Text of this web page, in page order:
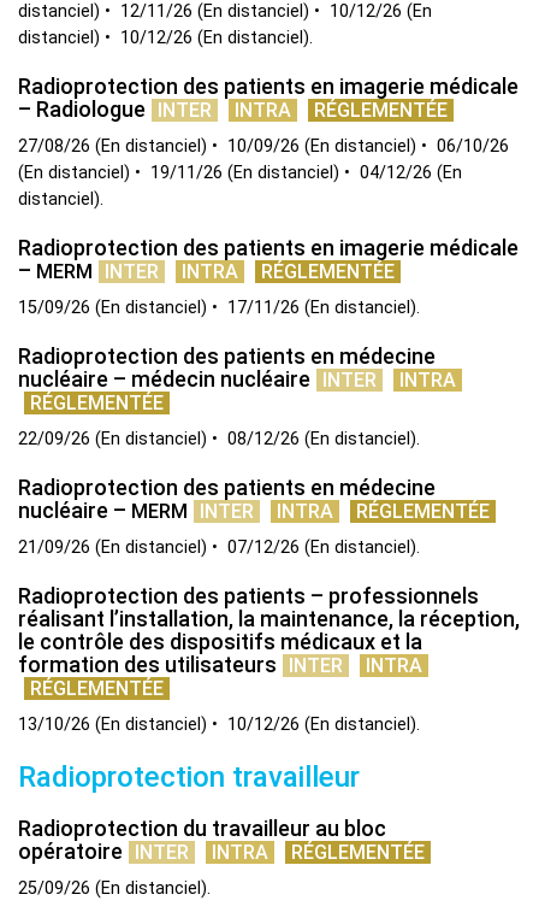
distanciel ) 12/11/26 (En distanciel ) 10/12/26 (En
distanciel ) 10/12/26 (En distanciel )
Radioprotection des patients en imagerie médicale
– Radiologue INTER INTRA RÉGLEMENTÉE
27/08/26 (En distanciel ) 10/09/26 (En distanciel )
06/10/26
(En distanciel ) 19/11/26 (En distanciel ) 04/12/26 (En
distanciel )
Radioprotection des patients en imagerie médicale
– MERM INTER INTRA RÉGLEMENTÉE
15/09/26 (En distanciel ) 17/11/26 (En distanciel )
Radioprotection des patients en médecine
nucléaire – médecin nucléaire INTER
INTRA
RÉGLEMENTÉE
22/09/26 (En distanciel ) 08/12/26 (En distanciel )
Radioprotection des patients en médecine
nucléaire – MERM INTER INTRA RÉGLEMENTÉE
21/09/26 (En distanciel ) 07/12/26 (En distanciel )
Radioprotection des patients – professionnels
réalisant l’installation, la maintenance, la réception,
le contrôle des dispositifs médicaux et la
formation des utilisateurs
INTER
INTRA
RÉGLEMENTÉE
13/10/26 (En distanciel ) 10/12/26 (En distanciel )
Radioprotection travailleur
Radioprotection du travailleur au bloc
opératoire INTER INTRA RÉGLEMENTÉE
25/09/26 (En distanciel )